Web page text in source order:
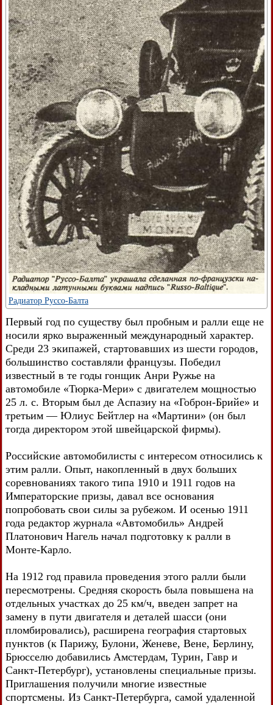
Радиатор Руссо-Балта
Первый год по существу был пробным и ралли еще не
носили ярко выраженный международный характер.
Среди 23 экипажей, стартовавших из шести городов,
большинство составляли французы. Победил
известный в те годы гонщик Анри Ружье на
автомобиле «Тюрка-Мери» с двигателем мощностью
25 л. с. Вторым был де Аспазиу на «Гоброн-Брийе» и
третьим — Юлиус Бейтлер на «Мартини» (он был
тогда директором этой швейцарской фирмы).
Российские автомобилисты с интересом относились к
этим ралли. Опыт, накопленный в двух больших
соревнованиях такого типа 1910 и 1911 годов на
Императорские призы, давал все основания
попробовать свои силы за рубежом. И осенью 1911
года редактор журнала «Автомобиль» Андрей
Платонович Нагель начал подготовку к ралли в
Монте-Карло.
На 1912 год правила проведения этого ралли были
пересмотрены. Средняя скорость была повышена на
отдельных участках до 25 км/ч, введен запрет на
замену в пути двигателя и деталей шасси (они
пломбировались), расширена география стартовых
пунктов (к Парижу, Булони, Женеве, Вене, Берлину,
Брюсселю добавились Амстердам, Турин, Гавр и
Санкт-Петербург), установлены специальные призы.
Приглашения получили многие известные
спортсмены. Из Санкт-Петербурга, самой удаленной